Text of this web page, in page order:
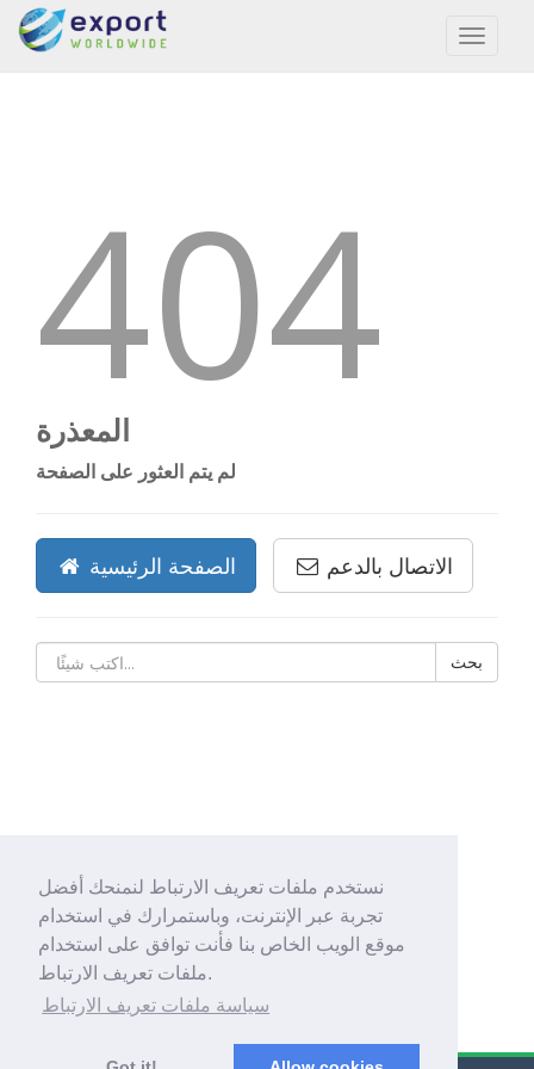
نستخدم ملفات تعريف الارتباط لنمنحك أفضل
تجربة عبر الإنترنت، وباستمرارك في استخدام
موقع الويب الخاص بنا فأنت توافق على استخدام
ملفات تعريف الارتباط.
سياسة ملفات تعريف الارتباط
Toggle
404
المعذرة
لم يتم العثور على الصفحة
الصفحة الرئيسية الاتصال بالدعم